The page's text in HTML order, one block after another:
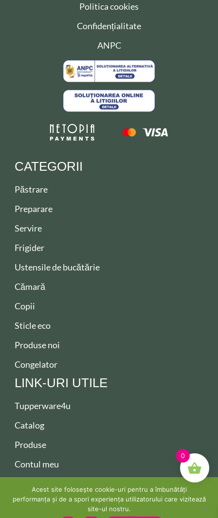
Politica cookies
Confidențialitate
ANPC
CATEGORII
Păstrare
Preparare
Servire
Frigider
Ustensile de bucătărie
Cămară
Copii
Sticle eco
Produse noi
Congelator
LINK-URI UTILE
Tupperware4u
Catalog
Produse
Contul meu
Copyright ©2026 Tupperware. All Rights Reserved
0
Acest site folosește cookie-uri pentru a îmbunătăți
performanța și de a spori experiența utilizatorului care vizitează
site-ul nostru.